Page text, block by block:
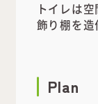
トイレは
飾り棚を造
Plan